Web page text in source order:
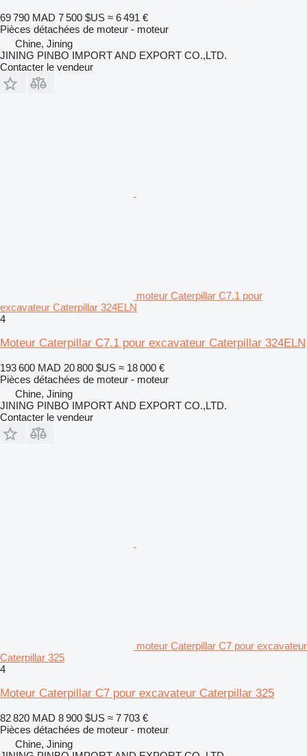
69 790 MAD 7 500 $US ≈ 6 491 €
Pièces détachées de moteur - moteur
Chine, Jining
JINING PINBO IMPORT AND EXPORT CO.,LTD.
Contacter le vendeur
moteur Caterpillar C7.1 pour
excavateur Caterpillar 324ELN
4
Moteur Caterpillar C7.1 pour excavateur Caterpillar 324ELN
193 600 MAD 20 800 $US ≈ 18 000 €
Pièces détachées de moteur - moteur
Chine, Jining
JINING PINBO IMPORT AND EXPORT CO.,LTD.
Contacter le vendeur
moteur Caterpillar C7 pour excavateur
Caterpillar 325
4
Moteur Caterpillar C7 pour excavateur Caterpillar 325
82 820 MAD 8 900 $US ≈ 7 703 €
Pièces détachées de moteur - moteur
Chine, Jining